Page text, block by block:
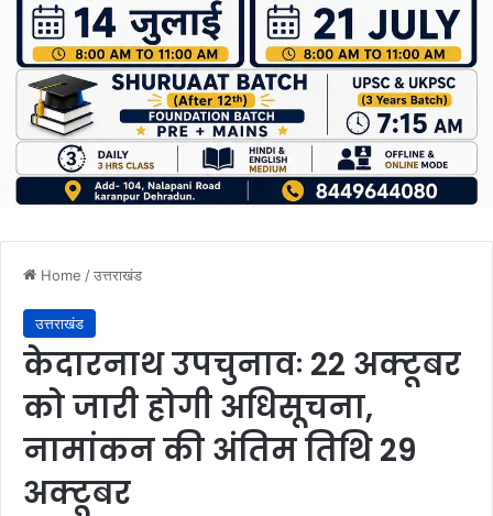
Home /उत्तराखंड
उत्तराखंड
केदारनाथ उपचुनावः 22 अक्टूबर
को जारी होगी अधिसूचना,
नामांकन की अंतिम तिथि 29
अक्टूबर